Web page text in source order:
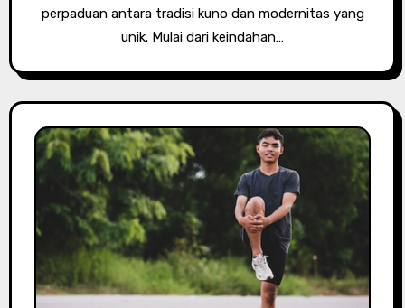
perpaduan antara tradisi kuno dan modernitas yang
unik. Mulai dari keindahan…